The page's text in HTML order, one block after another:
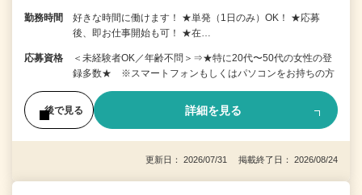
勤務時間
好きな時間に働けます！ ★単発（1日のみ）OK！ ★応募
後、即お仕事開始も可！ ★在…
応募資格
＜未経験者OK／年齢不問＞⇒★特に20代〜50代の女性の登
録多数★ ※スマートフォンもしくはパソコンをお持ちの方
後で見る 詳細を見る
更新日： 2026/07/31 掲載終了日： 2026/08/24